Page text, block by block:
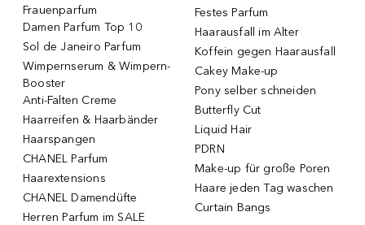
Frauenparfum
Damen Parfum Top 10
Sol de Janeiro Parfum
Wimpernserum & Wimpern-
Booster
Anti-Falten Creme
Haarreifen & Haarbänder
Haarspangen
CHANEL Parfum
Haarextensions
CHANEL Damendüfte
Herren Parfum im SALE
Festes Parfum
Haarausfall im Alter
Koffein gegen Haarausfall
Cakey Make-up
Pony selber schneiden
Butterfly Cut
Liquid Hair
PDRN
Make-up für große Poren
Haare jeden Tag waschen
Curtain Bangs